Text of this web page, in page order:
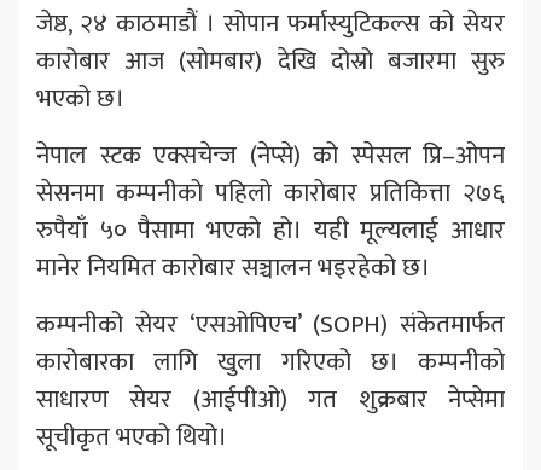
जेष्ठ, २४ काठमाडौं । सोपान फर्मास्युटिकल्स को सेयर
कारोबार आज (सोमबार) देखि दोस्रो बजारमा सुरु
भएको छ।
नेपाल स्टक एक्सचेन्ज (नेप्से) को स्पेसल प्रि–ओपन
सेसनमा कम्पनीको पहिलो कारोबार प्रतिकित्ता २७६
रुपैयाँ ५० पैसामा भएको हो। यही मूल्यलाई आधार
मानेर नियमित कारोबार सञ्चालन भइरहेको छ।
कम्पनीको सेयर ‘एसओपिएच’ (SOPH) संकेतमार्फत
कारोबारका लागि खुला गरिएको छ। कम्पनीको
साधारण सेयर (आईपीओ) गत शुक्रबार नेप्सेमा
सूचीकृत भएको थियो।